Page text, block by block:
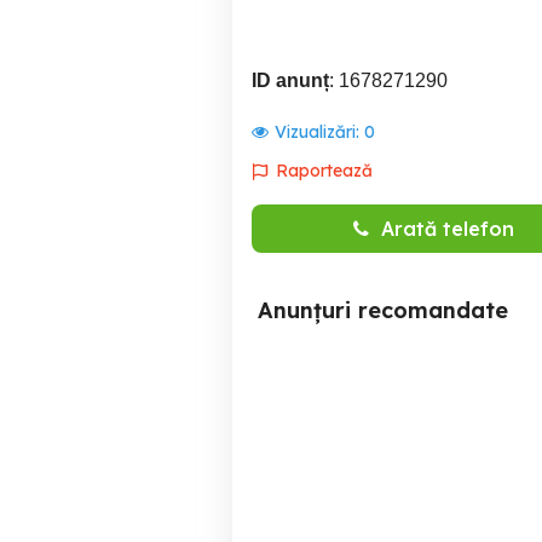
ID anunț: 1678271290
Vizualizări: 0
Raportează
Arată telefon
Anunțuri recomandate